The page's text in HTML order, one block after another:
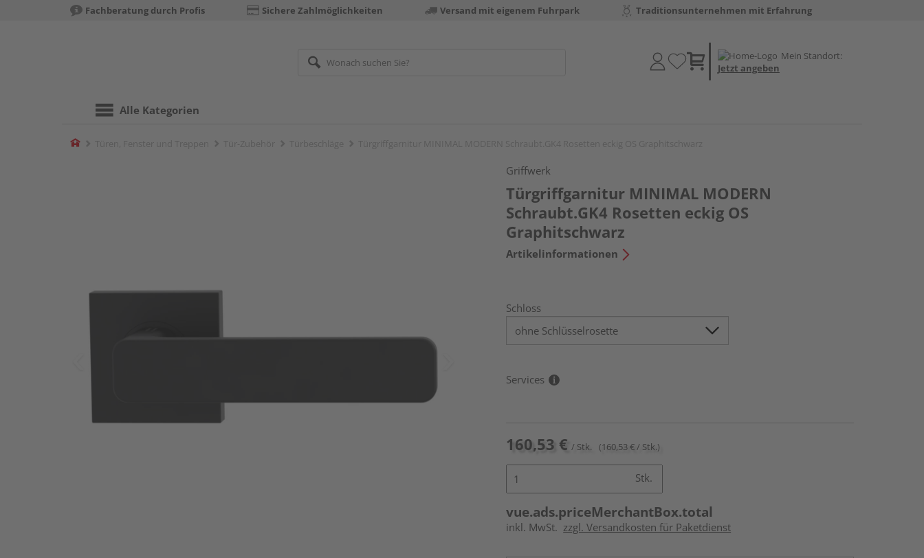
Fachberatung durch Profis Sichere Zahlmöglichkeiten Versand mit eigenem Fuhrpark Traditionsunternehmen mit Erfahrung
Mein Standort:
Jetzt angeben
Alle Kategorien
Home
Griffwerk
Türgriffgarnitur MINIMAL MODERN
Schraubt.GK4 Rosetten eckig OS
Graphitschwarz
Artikelinformationen
Schloss
Services
160,53 € / Stk. (160,53 € / Stk.)
Stk.
vue.ads.priceMerchantBox.total
inkl. MwSt. zzgl. Versandkosten für Paketdienst